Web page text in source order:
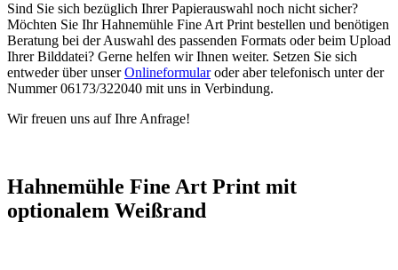
Sind Sie sich bezüglich Ihrer Papierauswahl noch nicht sicher?
Möchten Sie Ihr Hahnemühle Fine Art Print bestellen und benötigen
Beratung bei der Auswahl des passenden Formats oder beim Upload
Ihrer Bilddatei? Gerne helfen wir Ihnen weiter. Setzen Sie sich
entweder über unserOnlineformularoder aber telefonisch unter der
Nummer 06173/322040 mit uns in Verbindung.
Wir freuen uns auf Ihre Anfrage!
Hahnemühle Fine Art Print mit
optionalem Weißrand